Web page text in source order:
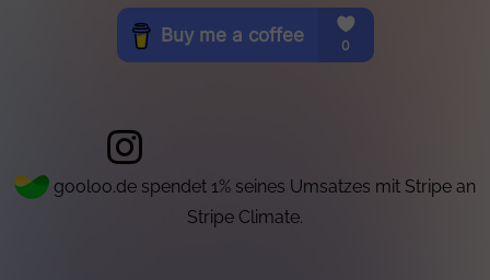
gooloo.de spendet 1% seines Umsatzes mit Stripe an
Stripe Climate.